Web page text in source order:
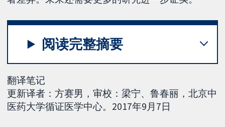
阅读完整摘要
翻译笔记
更新译者：方赛男，审校：梁宁、鲁春丽，北京中
医药大学循证医学中心。2017年9月7日